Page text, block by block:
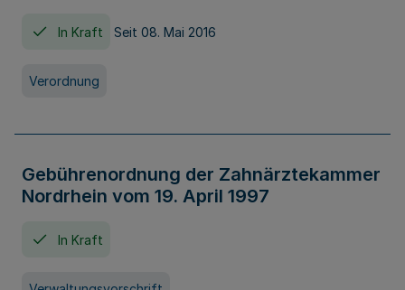
In Kraft Seit 08. Mai 2016
Verordnung
Gebührenordnung der Zahnärztekammer
Nordrhein vom 19. April 1997
In Kraft